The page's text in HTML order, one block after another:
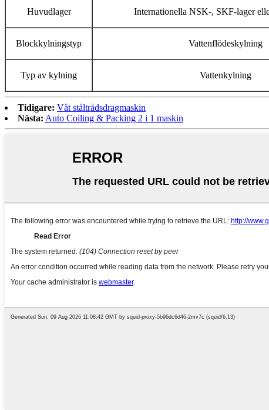
Huvudlager Internationella NSK-, SKF-lager
Blockkylningstyp Vattenflödeskylning
Typ av kylning Vattenkylning
Tidigare: Våt ståltrådsdragmaskin
Nästa: Auto Coiling & Packing 2 i 1 maskin